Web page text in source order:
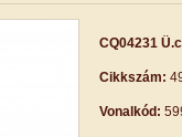
CQ04231
Cikkszám:
Vonalkód: